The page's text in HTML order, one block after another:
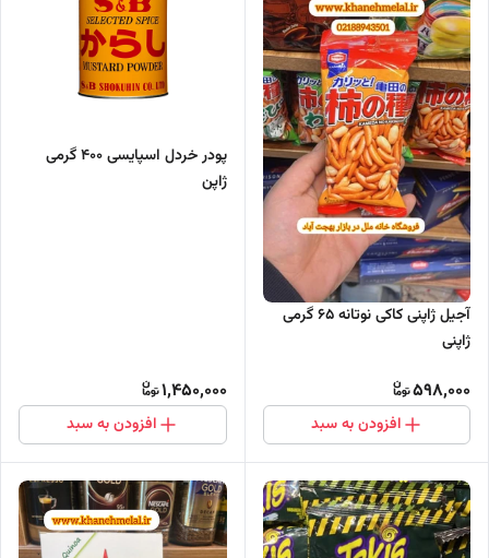
آجیل ژاپنی کاکی نوتانه 65 گرمی
ژاپنی
598,000
افزودن به سبد
پودر خردل اسپایسی ۴۰۰ گرمی
ژاپن
1,450,000
افزودن به سبد